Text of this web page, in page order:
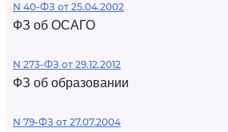
N 40-ФЗ от 25.04.2002
ФЗ об ОСАГО
N 273-ФЗ от 29.12.2012
ФЗ об образовании
N 79-ФЗ от 27.07.2004